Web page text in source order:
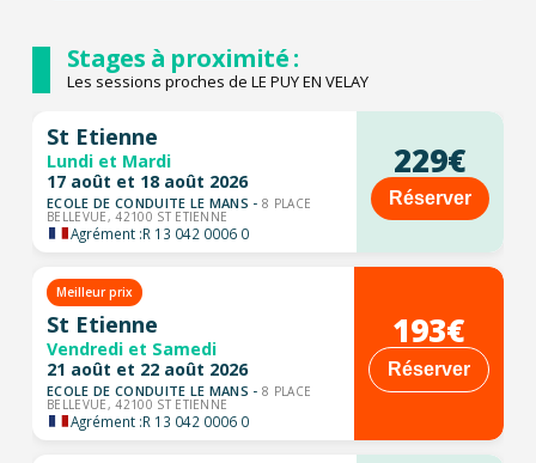
Stages à proximité :
Les sessions proches de LE PUY EN VELAY
St Etienne
Lundi et Mardi
17 août et 18 août 2026
ECOLE DE CONDUITE LE MANS -8 PLACE
BELLEVUE, 42100 ST ETIENNE
Agrément :R 13 042 0006 0
229€
Réserver
Meilleur prix
St Etienne
Vendredi et Samedi
21 août et 22 août 2026
ECOLE DE CONDUITE LE MANS -8 PLACE
BELLEVUE, 42100 ST ETIENNE
Agrément :R 13 042 0006 0
193€
Réserver